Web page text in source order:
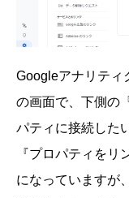
Googleアナリティ
の画面で、下側の
パティに接続した
『プロパティを
になっていますが